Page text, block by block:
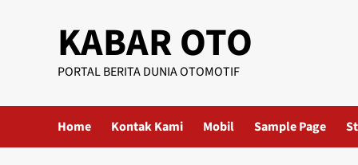
KABAR OTO
PORTAL BERITA DUNIA OTOMOTIF
Home Kontak Kami Mobil Sample Page